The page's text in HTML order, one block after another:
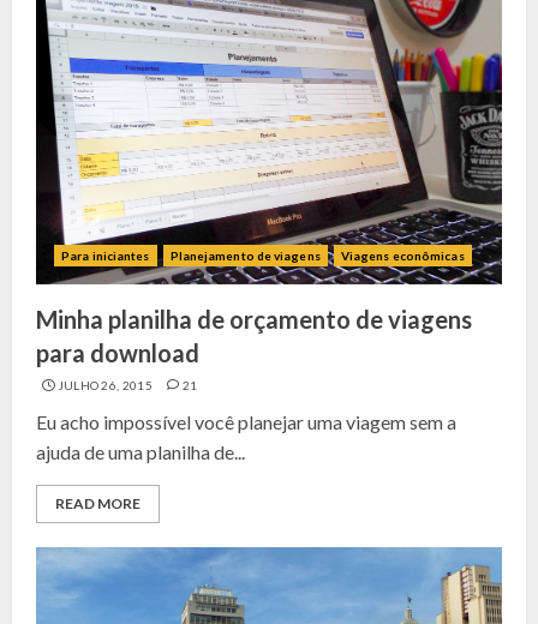
Para iniciantes Planejamento de viagens Viagens econômicas
Minha planilha de orçamento de viagens
para download
JULHO 26, 2015 21
Eu acho impossível você planejar uma viagem sem a
ajuda de uma planilha de...
READ MORE